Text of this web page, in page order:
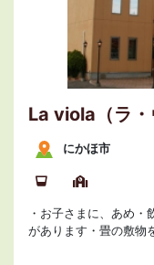
La viola（ラ・
にかほ市
・お子さまに、あめ・
があります・畳の敷物